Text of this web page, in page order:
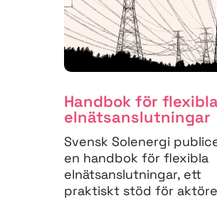
Handbok för
elnäts­anslutningar
Svensk Solenergi
en handbok för flexibla
elnätsanslutningar, ett
praktiskt stöd för